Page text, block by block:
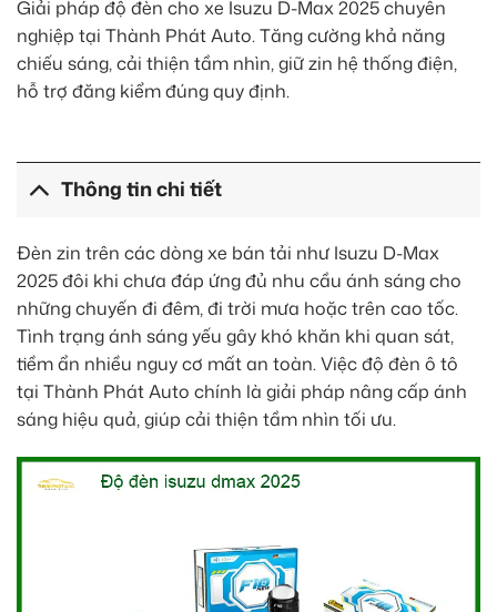
Giải pháp độ đèn cho xe Isuzu D-Max 2025 chuyên
nghiệp tại Thành Phát Auto. Tăng cường khả năng
chiếu sáng, cải thiện tầm nhìn, giữ zin hệ thống điện,
hỗ trợ đăng kiểm đúng quy định.
Thông tin chi tiết
Đèn zin trên các dòng xe bán tải như Isuzu D-Max
2025 đôi khi chưa đáp ứng đủ nhu cầu ánh sáng cho
những chuyến đi đêm, đi trời mưa hoặc trên cao tốc.
Tình trạng ánh sáng yếu gây khó khăn khi quan sát,
tiềm ẩn nhiều nguy cơ mất an toàn. Việc độ đèn ô tô
tại Thành Phát Auto chính là giải pháp nâng cấp ánh
sáng hiệu quả, giúp cải thiện tầm nhìn tối ưu.